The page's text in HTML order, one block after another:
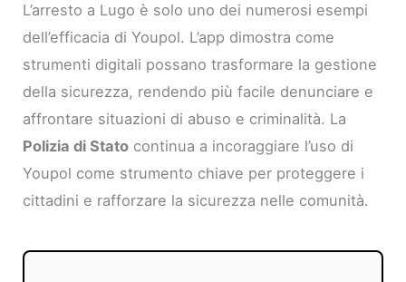
L’arresto a Lugo è solo uno dei numerosi esempi
dell’efficacia di Youpol. L’app dimostra come
strumenti digitali possano trasformare la gestione
della sicurezza, rendendo più facile denunciare e
affrontare situazioni di abuso e criminalità. La
Polizia di Stato continua a incoraggiare l’uso di
Youpol come strumento chiave per proteggere i
cittadini e rafforzare la sicurezza nelle comunità.